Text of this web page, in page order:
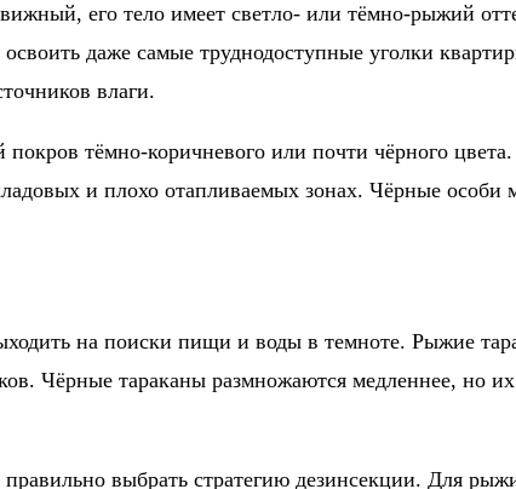
его тело имеет светло- или тёмно-рыжий
даже самые труднодоступные уголки
влаги.
тёмно-коричневого или почти чёрного
и плохо отапливаемых зонах. Чёрные
на поиски пищи и воды в темноте. Рыжие
Чёрные тараканы размножаются медленнее, но
выбрать стратегию дезинсекции. Для